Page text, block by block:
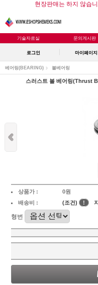
현장판매는 하지 않습
기술자료실 문의게시판
로그인 마이페이지
베어링(BEARING) 볼베어링
스러스트 볼 베어링(Thrust
상품가 :
0원
배송비 :
(조건) !
형번